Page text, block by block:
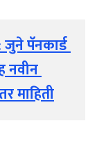
पॅनकार्ड
नवीन
माहिती